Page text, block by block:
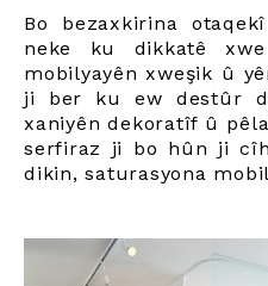
Bo bezaxkirina
neke ku dikkatê
mobilyayên xweşik û
ji ber ku ew destûr
xaniyên dekoratîf û
serfiraz ji bo hûn ji
dikin, saturasyona